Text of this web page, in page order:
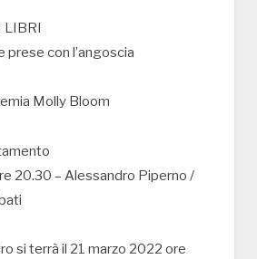
LIBRI
prese con l’angoscia
Molly Bloom
20.30 – Alessandro Piperno /
si terrà il 21 marzo 2022 ore